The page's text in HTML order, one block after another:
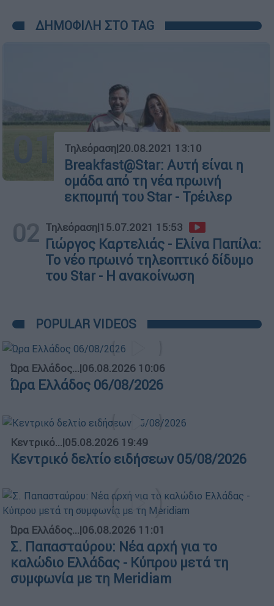
ΔΗΜΟΦΙΛΗ ΣΤΟ TAG
01 Τηλεόραση|20.08.2021 13:10
Breakfast@Star: Αυτή είναι η
ομάδα από τη νέα πρωινή
εκπομπή του Star - Τρέιλερ
02 Τηλεόραση|15.07.2021 15:53
Γιώργος Καρτελιάς - Ελίνα Παπίλα:
Το νέο πρωινό τηλεοπτικό δίδυμο
του Star - Η ανακοίνωση
POPULAR VIDEOS
Ώρα Ελλάδος...|06.08.2026 10:06
Ώρα Ελλάδος 06/08/2026
Κεντρικό...|05.08.2026 19:49
Κεντρικό δελτίο ειδήσεων 05/08/2026
Ώρα Ελλάδος...|06.08.2026 11:01
Σ. Παπασταύρου: Νέα αρχή για το
καλώδιο Ελλάδας - Κύπρου μετά τη
συμφωνία με τη Meridiam